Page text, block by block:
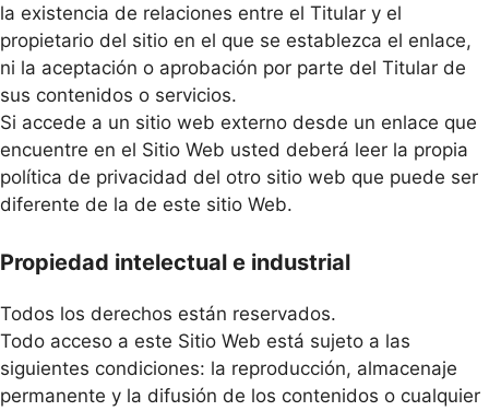
la existencia de relaciones entre el Titular y el
propietario del sitio en el que se establezca el enlace,
ni la aceptación o aprobación por parte del Titular de
sus contenidos o servicios.
Si accede a un sitio web externo desde un enlace que
encuentre en el Sitio Web usted deberá leer la propia
política de privacidad del otro sitio web que puede ser
diferente de la de este sitio Web.
Propiedad intelectual e industrial
Todos los derechos están reservados.
Todo acceso a este Sitio Web está sujeto a las
siguientes condiciones: la reproducción, almacenaje
permanente y la difusión de los contenidos o cualquier